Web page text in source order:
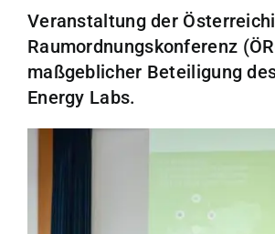
Aktuelles
Netzwerk
Veranstaltung der
Raumordnungskonferenz
maßgeblicher Beteiligung
Energy Labs.